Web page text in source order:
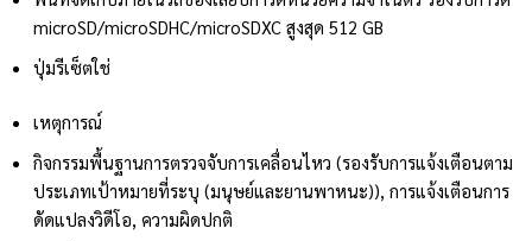
microSD/microSDHC/microSDXC สูงสุด 512 GB
ปุ่มรีเซ็ตใช่
เหตุการณ์
กิจกรรมพื้นฐานการตรวจจับการเคลื่อนไหว (รองรับการแจ้งเตือนตาม
ประเภทเป้าหมายที่ระบุ (มนุษย์และยานพาหนะ)), การแจ้งเตือนการ
ดัดแปลงวิดีโอ, ความผิดปกติ